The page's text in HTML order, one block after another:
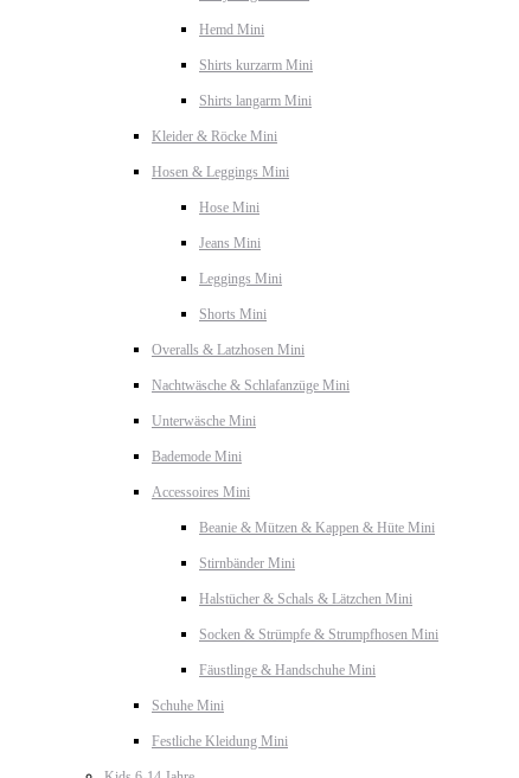
Hemd Mini
Shirts kurzarm Mini
Shirts langarm Mini
Kleider & Röcke Mini
Hosen & Leggings Mini
Hose Mini
Jeans Mini
Leggings Mini
Shorts Mini
Overalls & Latzhosen Mini
Nachtwäsche & Schlafanzüge Mini
Unterwäsche Mini
Bademode Mini
Accessoires Mini
Beanie & Mützen & Kappen & Hüte Mini
Stirnbänder Mini
Halstücher & Schals & Lätzchen Mini
Socken & Strümpfe & Strumpfhosen Mini
Fäustlinge & Handschuhe Mini
Schuhe Mini
Festliche Kleidung Mini